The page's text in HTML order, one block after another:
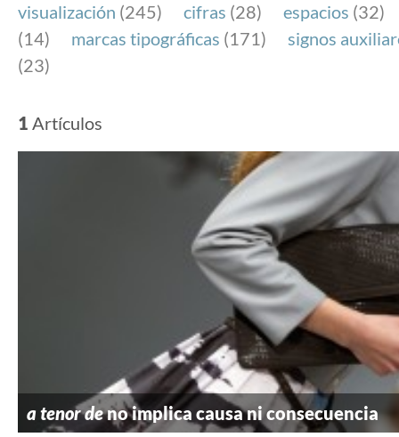
visualización (245) cifras (28) espacios (32)
(14)
marcas tipográficas (171)
signos
(23)
1 Artículos
a tenor deno implica causa ni consecuencia